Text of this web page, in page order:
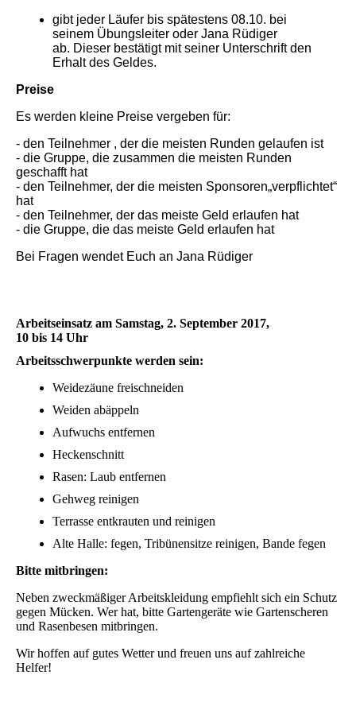
gibt jeder Läufer bis spätestens 08.10. bei
seinem Übungsleiter oder Jana Rüdiger
ab. Dieser bestätigt mit seiner Unterschrift den
Erhalt des Geldes.
Preise
Es werden kleine Preise vergeben für:
- den Teilnehmer , der die meisten Runden gelaufen ist
- die Gruppe, die zusammen die meisten Runden
geschafft hat
- den Teilnehmer, der die meisten Sponsoren„verpflichtet“
hat
- den Teilnehmer, der das meiste Geld erlaufen hat
- die Gruppe, die das meiste Geld erlaufen hat
Bei Fragen wendet Euch an Jana Rüdiger
Arbeitseinsatz am Samstag, 2. September 2017,
10 bis 14 Uhr
Arbeitsschwerpunkte werden sein:
Weidezäune freischneiden
Weiden abäppeln
Aufwuchs entfernen
Heckenschnitt
Rasen: Laub entfernen
Gehweg reinigen
Terrasse entkrauten und reinigen
Alte Halle: fegen, Tribünensitze reinigen, Bande fegen
Bitte mitbringen:
Neben zweckmäßiger Arbeitskleidung empfiehlt sich ein Schutz
gegen Mücken. Wer hat, bitte Gartengeräte wie Gartenscheren
und Rasenbesen mitbringen.
Wir hoffen auf gutes Wetter und freuen uns auf zahlreiche
Helfer!